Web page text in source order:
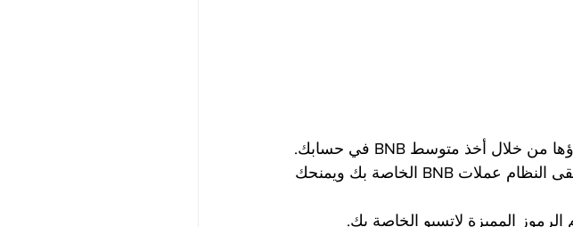
3. إذا قمت بإيداع مبلغ BNB ، وهو متوسط ​​حسابك ، فسيتلقى النظام عملات BNB الخاصة بك ويمنحك